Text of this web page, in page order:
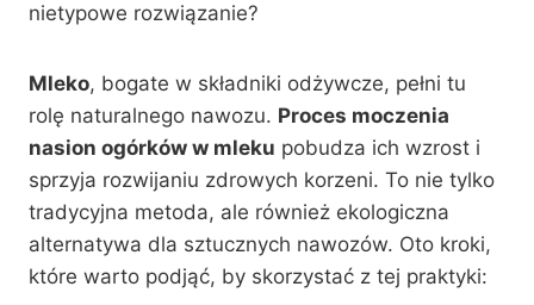
nietypowe rozwiązanie?
Mleko, bogate w składniki odżywcze, pełni tu
rolę naturalnego nawozu. Proces moczenia
nasion ogórków w mleku pobudza ich wzrost i
sprzyja rozwijaniu zdrowych korzeni. To nie tylko
tradycyjna metoda, ale również ekologiczna
alternatywa dla sztucznych nawozów. Oto kroki,
które warto podjąć, by skorzystać z tej praktyki: